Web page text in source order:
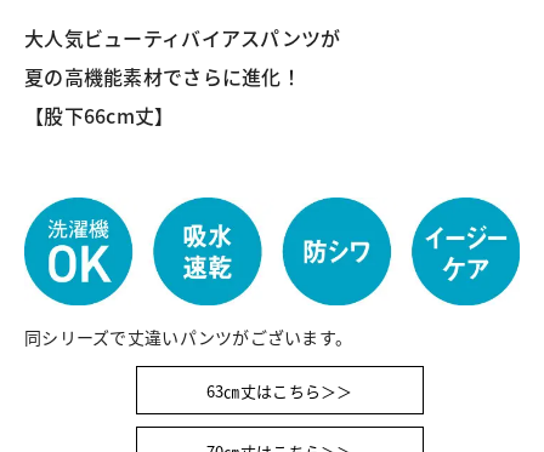
大人気ビューティバイアスパンツが
夏の高機能素材でさらに進化！
【股下66cm丈】
同シリーズで丈違いパンツがございます。
63㎝丈はこちら＞＞